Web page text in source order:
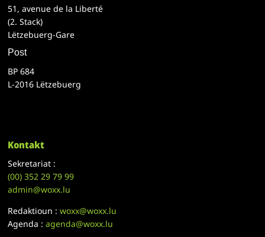
51, avenue de la Liberté
(2. Stack)
Lëtzebuerg-Gare
Post
BP 684
L-2016 Lëtzebuerg
Kontakt
Sekretariat :
(00)352 29 79 99
admin@woxx.lu
Redaktioun :woxx@woxx.lu
Agenda :agenda@woxx.lu